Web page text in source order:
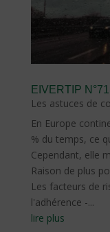
EIVERTIP
Les astuces de
En Europe
% du temps, ce
Cependant, elle
Raison de plus
Les facteurs de
l'adhérence -...
lire plus